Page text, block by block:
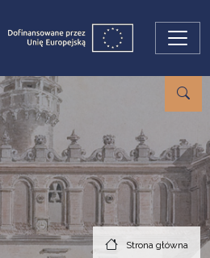
Strona główna